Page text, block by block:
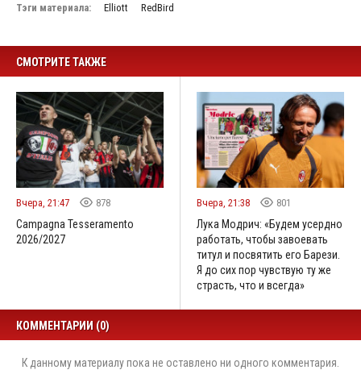
Тэги материала: Elliott RedBird
СМОТРИТЕ ТАКЖЕ
Вчера, 21:47 878
Campagna Tesseramento
2026/2027
Вчера, 21:38 801
Лука Модрич: «Будем усердно
работать, чтобы завоевать
титул и посвятить его Барези.
Я до сих пор чувствую ту же
страсть, что и всегда»
КОММЕНТАРИИ (0)
К данному материалу пока не оставлено ни одного комментария.